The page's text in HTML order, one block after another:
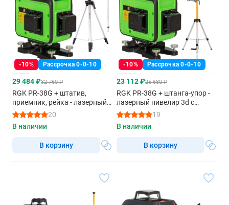
-10% Рассрочка 0-0-10
29 484 ₽32 760 ₽
RGK PR-38G + штатив,
приемник, рейка - лазерный
нивелир 3d с зеленым лучом
20
В наличии
В корзину
-10% Рассрочка 0-0-10
23 112 ₽25 680 ₽
RGK PR-38G + штанга-упор -
лазерный нивелир 3d с
зеленым лучом
19
В наличии
В корзину